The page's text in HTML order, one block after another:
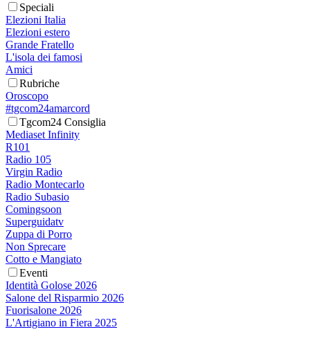
Speciali
Elezioni Italia
Elezioni estero
Grande Fratello
L'isola dei famosi
Amici
Rubriche
Oroscopo
#tgcom24amarcord
Tgcom24 Consiglia
Mediaset Infinity
R101
Radio 105
Virgin Radio
Radio Montecarlo
Radio Subasio
Comingsoon
Superguidatv
Zuppa di Porro
Non Sprecare
Cotto e Mangiato
Eventi
Identità Golose 2026
Salone del Risparmio 2026
Fuorisalone 2026
L'Artigiano in Fiera 2025